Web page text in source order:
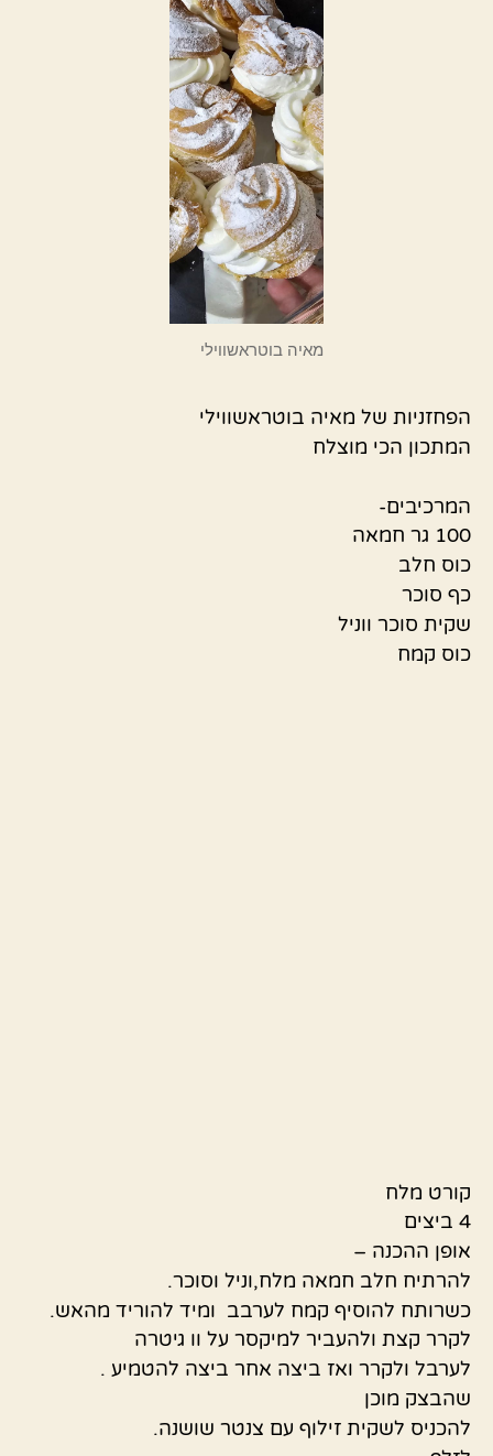
מאיה בוטראשווילי
הפחזניות של מאיה בוטראשווילי
המתכון הכי מוצלח
המרכיבים-
100 גר חמאה
כוס חלב
כף סוכר
שקית סוכר ווניל
כוס קמח
קורט מלח
4 ביצים
אופן ההכנה –
להרתיח חלב חמאה מלח,וניל וסוכר.
כשרותח להוסיף קמח לערבב ומיד להוריד מהאש.
לקרר קצת ולהעביר למיקסר על וו גיטרה
לערבל ולקרר ואז ביצה אחר ביצה להטמיע .
שהבצק מוכן
להכניס לשקית זילוף עם צנטר שושנה.